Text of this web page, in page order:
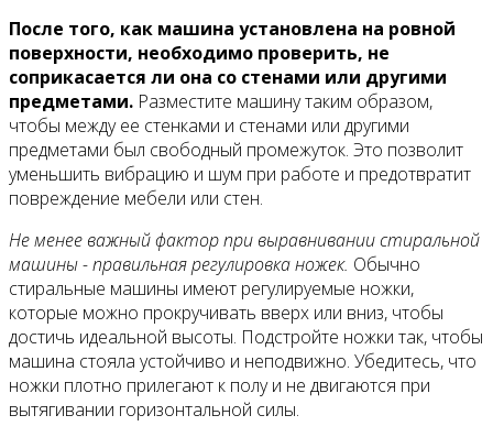
После того, как машина установлена на ровной
поверхности, необходимо проверить, не
соприкасается ли она со стенами или другими
предметами. Разместите машину таким образом,
чтобы между ее стенками и стенами или другими
предметами был свободный промежуток. Это позволит
уменьшить вибрацию и шум при работе и предотвратит
повреждение мебели или стен.
Не менее важный фактор при выравнивании стиральной
машины - правильная регулировка ножек. Обычно
стиральные машины имеют регулируемые ножки,
которые можно прокручивать вверх или вниз, чтобы
достичь идеальной высоты. Подстройте ножки так, чтобы
машина стояла устойчиво и неподвижно. Убедитесь, что
ножки плотно прилегают к полу и не двигаются при
вытягивании горизонтальной силы.